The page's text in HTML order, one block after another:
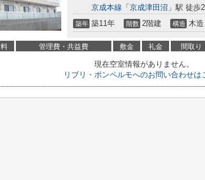
京成本線 「 京成津田沼 」駅 徒歩
築年 築11年 階数 2階建 構造 木造
管理費・共益費 敷金 礼金 間取り
現在空室情報がありません。
リブリ・ポンペルモへのお問い合わせは